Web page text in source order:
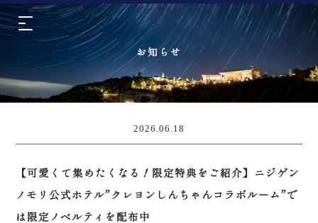
お知らせ
2026.06.18
【可愛くて集めたくなる！限定特典をご紹介】ニジゲン
ノモリ公式ホテル”クレヨンしんちゃんコラボルーム”で
は限定ノベルティを配布中